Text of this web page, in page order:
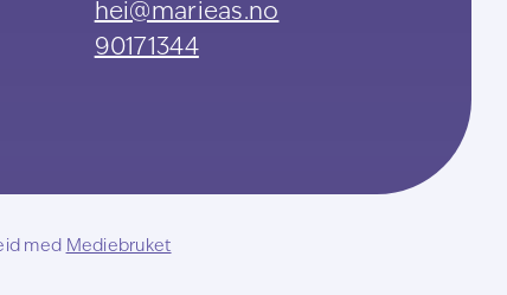
hei@marieas.no
90171344
med Mediebruket